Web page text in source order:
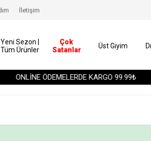
ONLİNE ÖDEMELERDE KARGO 99.99₺
İletişim
Yeni Sezon |
Tüm Ürünler
Çok
Satanlar
Üst Giyim